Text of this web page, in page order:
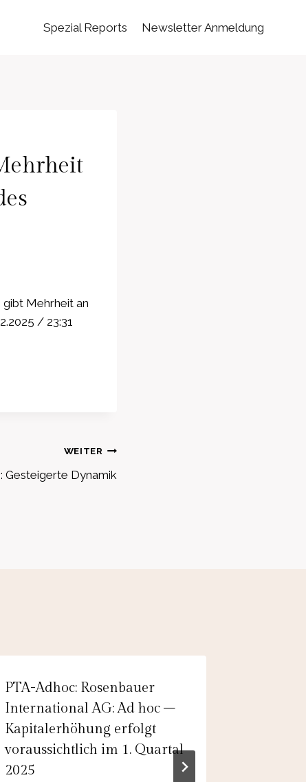
Spezial Reports Newsletter Anmeldung
gibt Mehrheit an
/ 23:31
WEITER
Gesteigerte Dynamik
PTA-Adhoc: Rosenbauer
International AG: Ad hoc –
Kapitalerhöhung erfolgt
voraussichtlich im 1. Quartal
2025